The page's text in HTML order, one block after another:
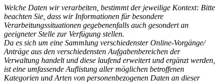
Welche Daten wir verarbeiten, bestimmt der jeweilige Kontext: Bitte
beachten Sie, dass wir Informationen für besondere
Verarbeitungssituationen gegebenenfalls auch gesondert an
geeigneter Stelle zur Verfügung stellen.
Da es sich um eine Sammlung verschiedenster Online-Vorgänge/
Anträge aus den verschiedensten Aufgabenbereichen der
Verwaltung handelt und diese laufend erweitert und ergänzt werden,
ist eine umfassende Auflistung aller möglichen betroffenen
Kategorien und Arten von personenbezogenen Daten an dieser